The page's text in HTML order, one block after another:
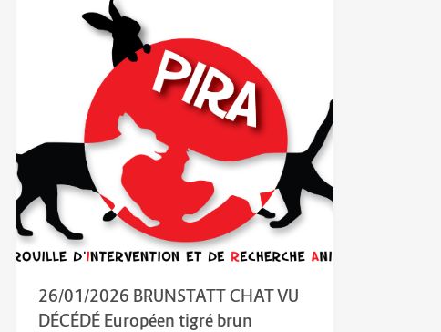
26/01/2026 BRUNSTATT CHAT VU
DÉCÉDÉ Européen tigré brun